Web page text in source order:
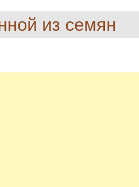
из семян